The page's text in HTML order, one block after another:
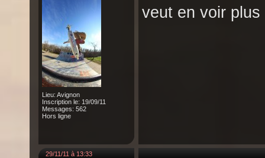
Lieu: Avignon
Inscription le: 19/09/11
Messages: 562
Hors ligne
veut en voir plus
29/11/11 à 13:33